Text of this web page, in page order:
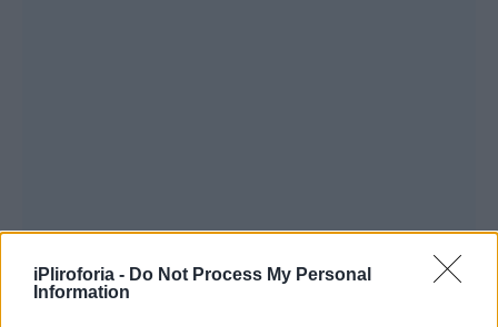
iPliroforia - Do Not Process My Personal
Information